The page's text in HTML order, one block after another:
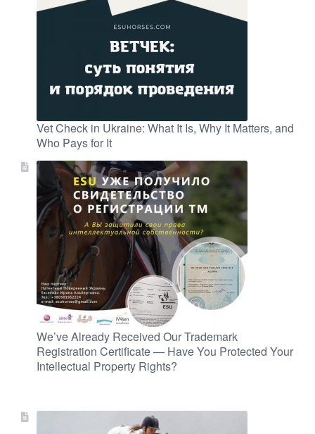
Vet Check in Ukraine: What It Is, Why It Matters, and
Who Pays for It
We’ve Already Received Our Trademark
Registration Certificate — Have You Protected Your
Intellectual Property Rights?